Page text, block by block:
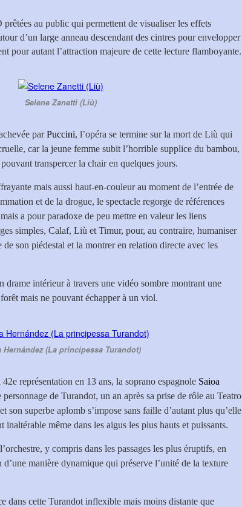
prêtées au public qui permettent de visualiser les effets
d’un large anneau descendant des cintres pour envelopper
pour autant l’attraction majeure de cette lecture flamboyante.
Selene Zanetti (Liù)
parPuccini, l’opéra se termine sur la mort de Liù qui
car la jeune femme subit l’horrible supplice du bambou,
transpercer la chair en quelques jours.
mais aussi haut-en-couleur au moment de l’entrée de
et de la drogue, le spectacle regorge de références
a pour paradoxe de peu mettre en valeur les liens
simples, Calaf, Liù et Timur, pour, au contraire, humaniser
son piédestal et la montrer en relation directe avec les
drame intérieur à travers une vidéo sombre montrant une
mais ne pouvant échapper à un viol.
Hernández (La principessa Turandot)
représentation en 13 ans, la soprano espagnole Saioa
de Turandot, un an après sa prise de rôle au Teatro
superbe aplomb s’impose sans faille d’autant plus qu’elle
inaltérable même dans les aigus les plus hauts et puissants.
y compris dans les passages les plus éruptifs, en
manière dynamique qui préserve l’unité de la texture
dans cette Turandot inflexible mais moins distante que